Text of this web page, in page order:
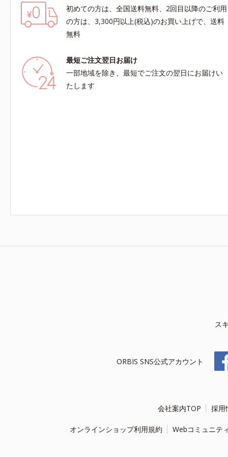
初めての方は、全国送料無料、2回目以降のご利用
の方は、3,300円以上(税込)のお買い上げで、送料
無料
最短ご注文翌日お届け
一部地域を除き、最短でご注文の翌日にお届けい
たします
ス
ORBIS SNS公式アカウント
会社案内TOP 採用
オンラインショップ利用規約 Webコミュニテ